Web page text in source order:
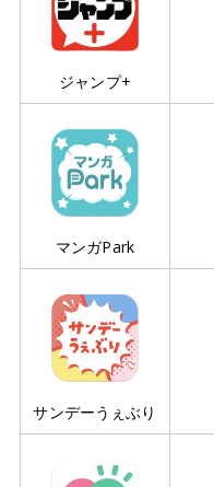
ジャンプ+
マンガPark
サンデーうぇぶり